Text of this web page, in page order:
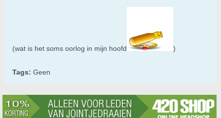
(wat is het soms oorlog in mijn hoofd )
Tags: Geen